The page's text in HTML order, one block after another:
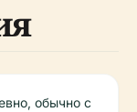
обычно с